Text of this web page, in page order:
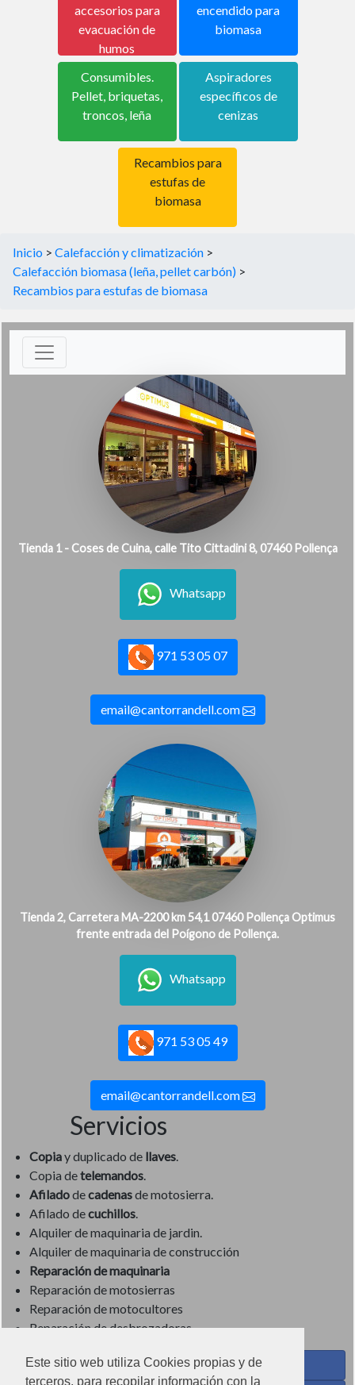
Este sitio web utiliza Cookies propias y de
terceros, para recopilar información con la
accesorios para
evacuación de
humos
encendido para
biomasa
Consumibles.
Pellet, briquetas,
troncos, leña
Aspiradores
específicos de
cenizas
Recambios para
estufas de
biomasa
Inicio > Calefacción y climatización >
Calefacción biomasa (leña, pellet carbón) >
Recambios para estufas de biomasa
Tienda 1 - Coses de Cuina, calle Tito Cittadini 8, 07460 Pollença
Whatsapp
971 53 05 07
email@cantorrandell.com
Tienda 2, Carretera MA-2200 km 54,1 07460 Pollença Optimus
frente entrada del Poígono de Pollença.
Whatsapp
971 53 05 49
email@cantorrandell.com
Servicios
Copiay duplicado de llaves.
Copia detelemandos.
Afiladodecadenasde motosierra.
Afilado decuchillos.
Alquiler de maquinaria de jardin.
Alquiler de maquinaria de construcción
Reparación de maquinaria
Reparación de motosierras
Reparación de motocultores
Reparación de desbrozadoras
Coses de Cuina - Menaje y hogar en Facebook